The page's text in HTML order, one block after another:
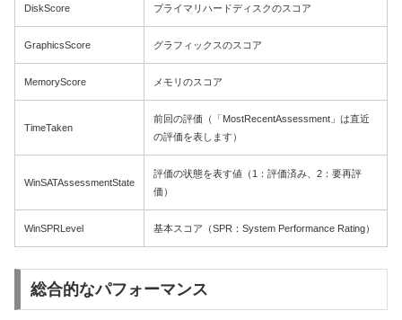
DiskScore プライマリハードディスクのスコア
GraphicsScore グラフィックスのスコア
MemoryScore メモリのスコア
TimeTaken
前回の評価（「MostRecentAssessment」は直近
の評価を表します）
WinSATAssessmentState
評価の状態を表す値（1：評価済み、2：要再評
価）
WinSPRLevel 基本スコア（SPR：System Performance Rating）
総合的なパフォーマンス